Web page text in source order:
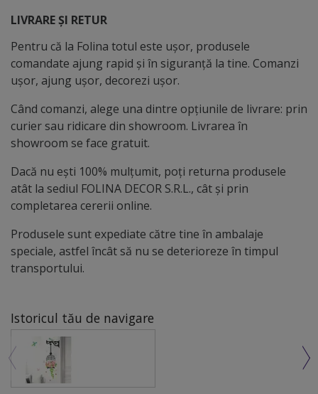
LIVRARE ȘI RETUR
Pentru că la Folina totul este ușor, produsele
comandate ajung rapid și în siguranță la tine. Comanzi
ușor, ajung ușor, decorezi ușor.
Când comanzi, alege una dintre opțiunile de livrare: prin
curier sau ridicare din showroom. Livrarea în
showroom se face gratuit.
Dacă nu ești 100% mulțumit, poți returna produsele
atât la sediul FOLINA DECOR S.R.L., cât și prin
completarea cererii online.
Produsele sunt expediate către tine în ambalaje
speciale, astfel încât să nu se deterioreze în timpul
transportului.
Istoricul tău de navigare